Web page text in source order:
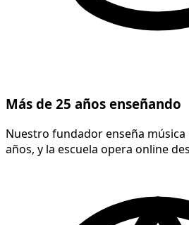
Más de 25 años enseñando
Nuestro fundador enseña música
años, y la escuela opera online